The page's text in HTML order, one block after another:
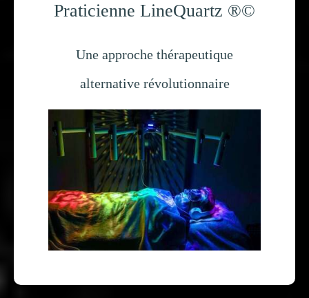
Praticienne LineQuartz ®©
Une approche thérapeutique
alternative révolutionnaire